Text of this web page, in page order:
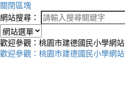
關閉區塊
網站搜尋：
歡迎參觀：桃園市建德國民小學網站
歡迎參觀：桃園市建德國民小學網站